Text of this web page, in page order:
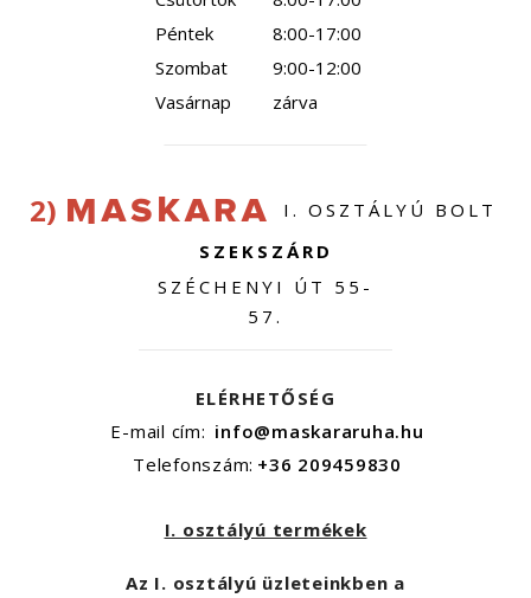
Péntek
8:00-17:00
Szombat
9:00-12:00
Vasárnap
zárva
2)
I. OSZTÁLYÚ BOLT
SZEKSZÁRD
SZÉCHENYI ÚT 55-
57.
ELÉRHETŐSÉG
E-mail cím: info@maskararuha.hu
Telefonszám: +36 209459830
I. osztályú termékek
Az I. osztályú üzleteinkben a